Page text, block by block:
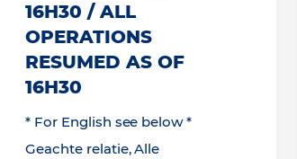
16H30 / ALL
OPERATIONS
RESUMED AS OF
16H30
* For English see below *
Geachte relatie, Alle